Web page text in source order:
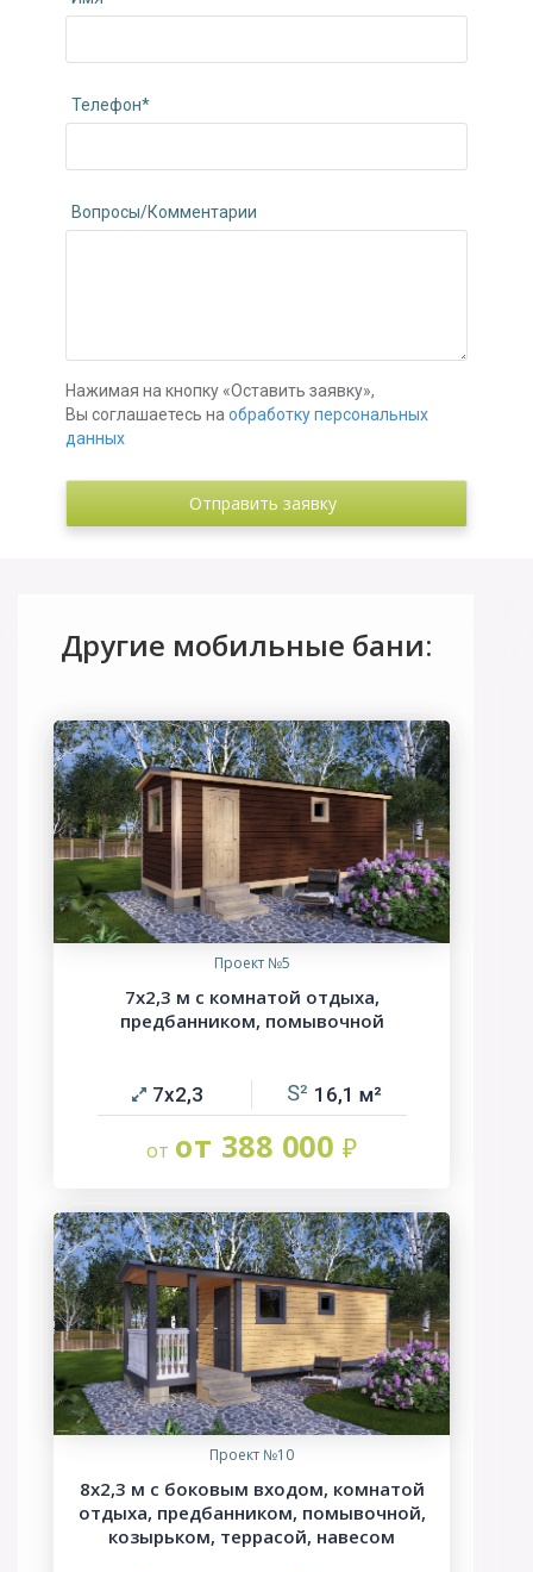
Телефон*
Вопросы/Комментарии
Нажимая на кнопку «Оставить заявку»,
Вы соглашаетесь на обработку персональных
данных
Другие мобильные бани:
Проект №5
7х2,3 м с комнатой отдыха,
предбанником, помывочной
7х2,3 16,1
от 388 000
Проект №10
8х2,3 м с боковым входом, комнатой
отдыха, предбанником, помывочной,
козырьком, террасой, навесом